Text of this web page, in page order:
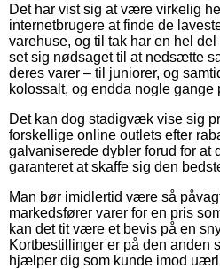
Det har vist sig at være virkelig
internetbrugere at finde de
varehuse, og til tak har en hel
set sig nødsaget til at nedsætte
deres varer – til juniorer, og
kolossalt, og endda nogle gange
Det kan dog stadigvæk vise sig
forskellige online outlets efter
galvaniserede dybler forud for at
garanteret at skaffe sig den
Man bør imidlertid være så
markedsfører varer for en pris
kan det tit være et bevis på en
Kortbestillinger er på den anden
hjælper dig som kunde imod